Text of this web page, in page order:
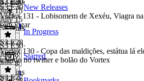
New Releases
In Progress
Starred
47 mins
S3 E30·
July 15
July 15
58 mins
S3 E30
Vortex 131 - Lobisomem de Xexéu, Viagra na
sem jogar
S3 E30·
July 8
July 8
45 mins
S3 E28
Vortex 130 - Copa das maldições, estátua lá
mundo no twitter e bolão do Vortex
S3 E27